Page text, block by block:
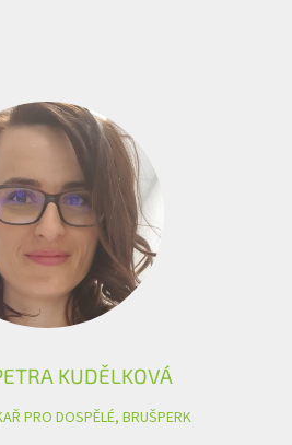
KUDĚLKOVÁ
PRO DOSPĚLÉ, BRUŠPERK